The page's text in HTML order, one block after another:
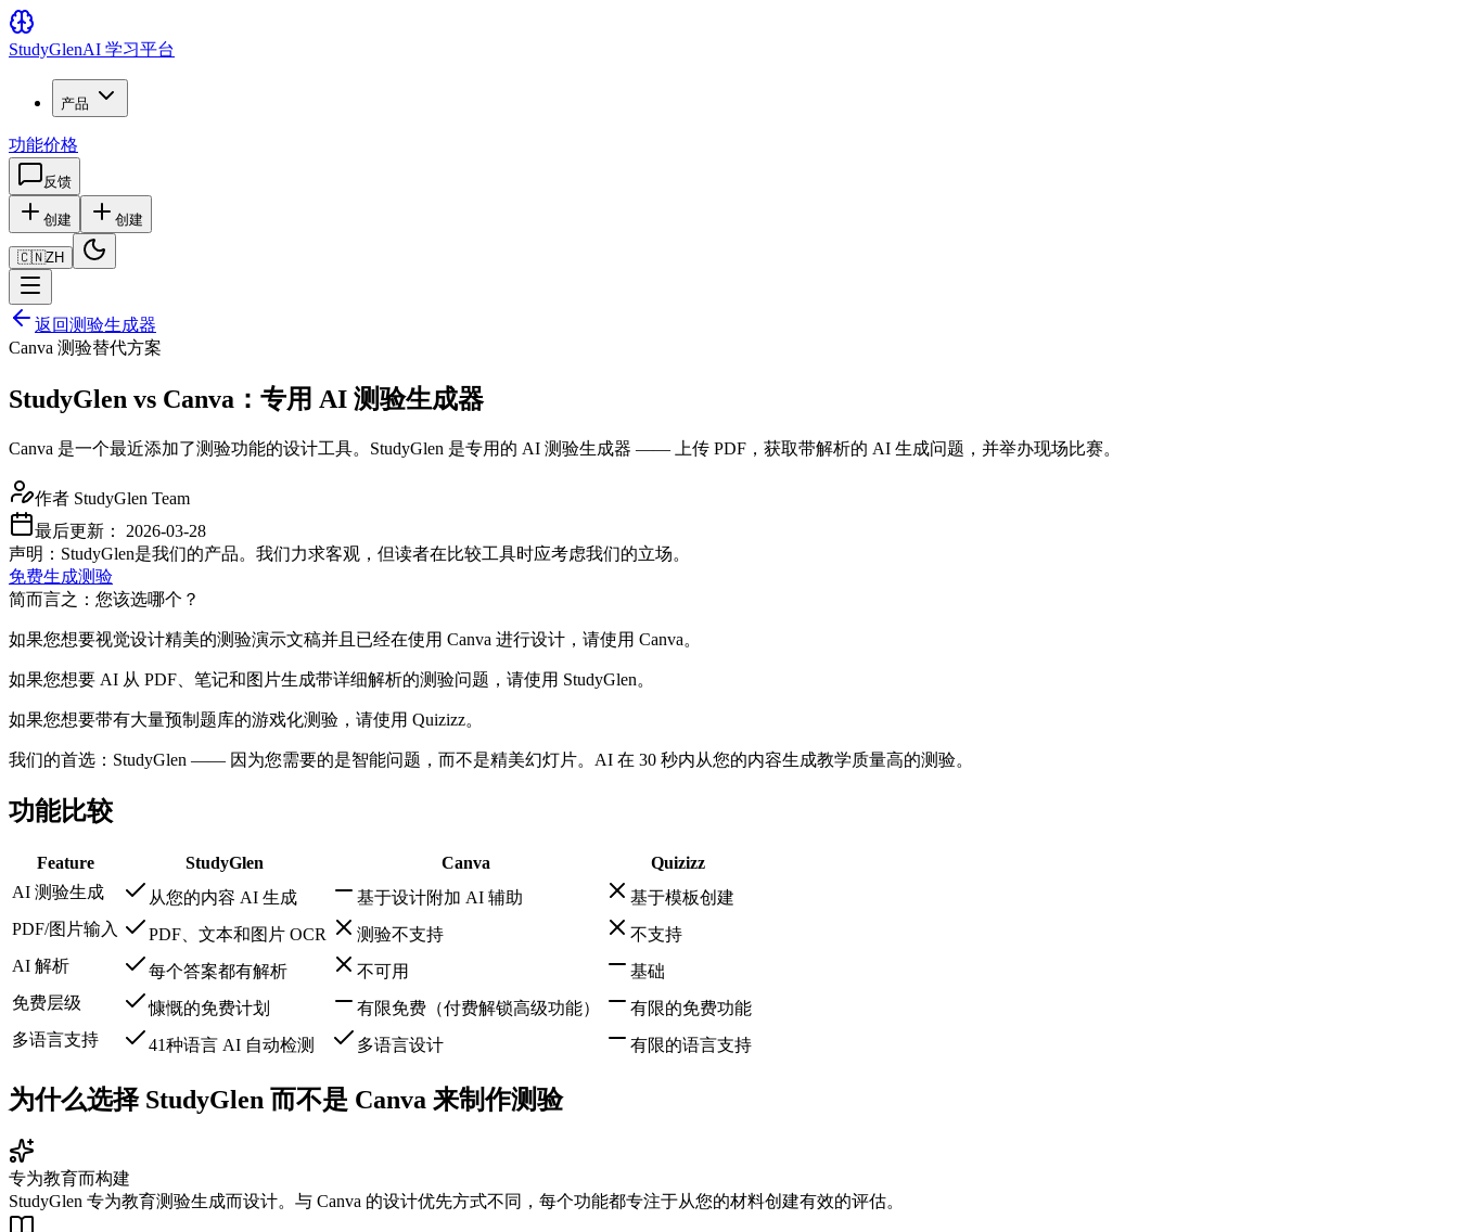
StudyGlenAI 学习平台
产品
功能价格
反馈
创建 创建
🇨🇳ZH
返回测验生成器
Canva 测验替代方案
StudyGlen vs Canva：专用 AI 测验生成器
Canva 是一个最近添加了测验功能的设计工具。StudyGlen 是专用的 AI 测验生成器 —— 上传 PDF，获取带解析的 AI 生成问题，并举办现场比赛。
作者 StudyGlen Team
最后更新：
2026-03-28
声明：StudyGlen是我们的产品。我们力求客观，但读者在比较工具时应考虑我们的立场。
免费生成测验
简而言之：您该选哪个？
如果您想要视觉设计精美的测验演示文稿并且已经在使用 Canva 进行设计，请使用 Canva。
如果您想要 AI 从 PDF、笔记和图片生成带详细解析的测验问题，请使用 StudyGlen。
如果您想要带有大量预制题库的游戏化测验，请使用 Quizizz。
我们的首选：StudyGlen —— 因为您需要的是智能问题，而不是精美幻灯片。AI 在 30 秒内从您的内容生成教学质量高的测验。
功能比较
Feature StudyGlen Canva
Quizizz
AI 测验生成
从您的内容 AI 生成 基于设计附加 AI 辅助
基于模板创建
PDF/图片输入
PDF、文本和图片 OCR 测验不支持
不支持
AI 解析
每个答案都有解析 不可用
基础
免费层级
慷慨的免费计划 有限免费（付费解锁高级功能）
有限的免费功能
多语言支持
41种语言 AI 自动检测 多语言设计 有限的语言支持
为什么选择 StudyGlen 而不是 Canva 来制作测验
专为教育而构建
StudyGlen 专为教育测验生成而设计。与 Canva 的设计优先方式不同，每个功能都专注于从您的材料创建有效的评估。